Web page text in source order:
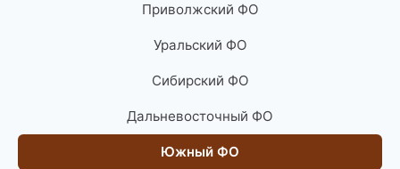
Приволжский ФО
Уральский ФО
Сибирский ФО
Дальневосточный ФО
Южный ФО